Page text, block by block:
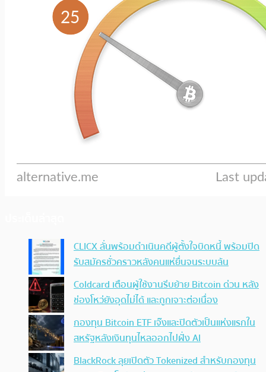
CLICX ลั่นพร้อมดำเนินคดีผู้ตั้งใจบิดหนี้ พร้อมปิด
รับสมัครชั่วคราวหลังคนแห่ยื่นจนระบบล้น
Coldcard เตือนผู้ใช้งานรีบย้าย Bitcoin ด่วน หลัง
ช่องโหว่ยังอุดไม่ได้ และถูกเจาะต่อเนื่อง
กองทุน Bitcoin ETF เจ๊งและปิดตัวเป็นแห่งแรกใน
สหรัฐหลังเงินทุนไหลออกไปฝั่ง AI
BlackRock ลุยเปิดตัว Tokenized สำหรับกองทุน